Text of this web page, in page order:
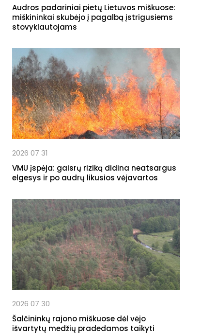
Audros padariniai pietų Lietuvos miškuose:
miškininkai skubėjo į pagalbą įstrigusiems
stovyklautojams
2026 07 31
VMU įspėja: gaisrų riziką didina neatsargus
elgesys ir po audrų likusios vėjavartos
2026 07 30
Šalčininkų rajono miškuose dėl vėjo
išvartytų medžių pradedamos taikyti